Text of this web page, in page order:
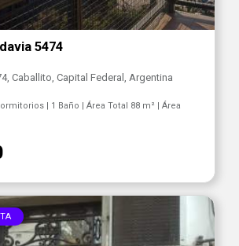
5474
Caballito, Capital Federal, Argentina
| 1 Baño | Área Total 88 m² | Área